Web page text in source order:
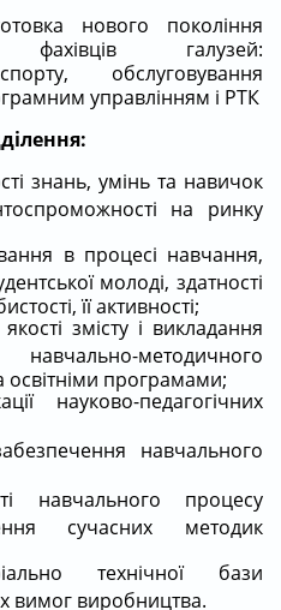
нового покоління
фахівців галузей:
обслуговування
управлінням і РТК
знань, умінь та навичок
на ринку
в процесі навчання,
молоді, здатності
її активності;
змісту і викладання
методичного
освітніми програмами;
науково-педагогічних
навчального
навчального процесу
сучасних методик
технічної бази
вимог виробництва.